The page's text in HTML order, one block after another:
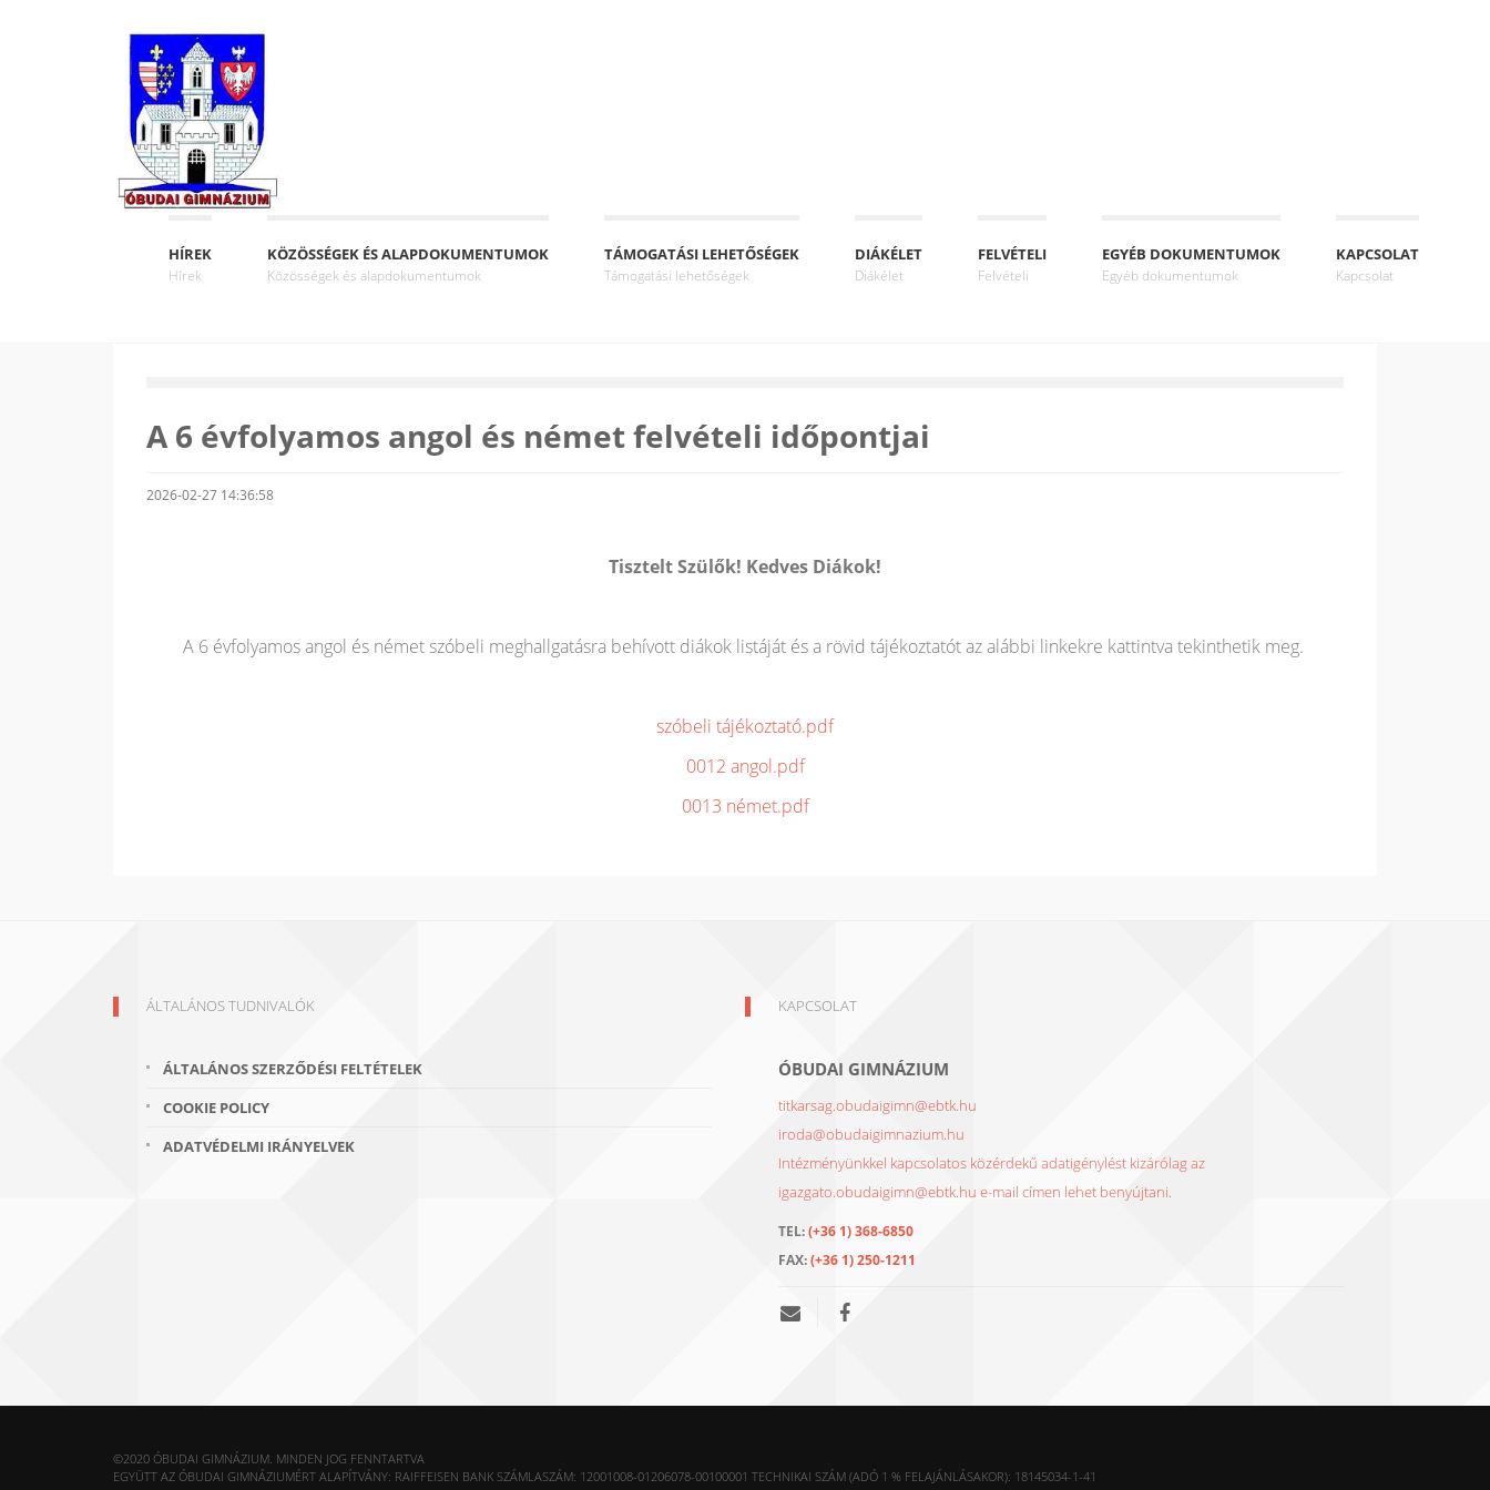
HÍREK
Hírek
KÖZÖSSÉGEK ÉS ALAPDOKUMENTUMOK
Közösségek és alapdokumentumok
TÁMOGATÁSI LEHETŐSÉGEK
Támogatási lehetőségek
DIÁKÉLET
Diákélet
FELVÉTELI
Felvételi
EGYÉB DOKUMENTUMOK
Egyéb dokumentumok
KAPCSOLAT
Kapcsolat
A 6 évfolyamos angol és német felvételi időpontjai
2026-02-27 14:36:58
Tisztelt Szülők! Kedves Diákok!
A 6 évfolyamos angol és német szóbeli meghallgatásra behívott diákok listáját és a rövid tájékoztatót az alábbi linkekre kattintva tekinthetik meg.
szóbeli tájékoztató.pdf
0012 angol.pdf
0013 német.pdf
ÁLTALÁNOS TUDNIVALÓK
ÁLTALÁNOS SZERZŐDÉSI FELTÉTELEK
COOKIE POLICY
ADATVÉDELMI IRÁNYELVEK
KAPCSOLAT
ÓBUDAI GIMNÁZIUM
titkarsag.obudaigimn@ebtk.hu
iroda@obudaigimnazium.hu
Intézményünkkel kapcsolatos közérdekű adatigénylést kizárólag az
igazgato.obudaigimn@ebtk.hu e-mail címen lehet benyújtani.
TEL:(+36 1) 368-6850
FAX:(+36 1) 250-1211
©2020 ÓBUDAI GIMNÁZIUM. MINDEN JOG FENNTARTVA
EGYÜTT AZ ÓBUDAI GIMNÁZIUMÉRT ALAPÍTVÁNY: RAIFFEISEN BANK SZÁMLASZÁM: 12001008-01206078-00100001 TECHNIKAI SZÁM (ADÓ 1 % FELAJÁNLÁSAKOR): 18145034-1-41